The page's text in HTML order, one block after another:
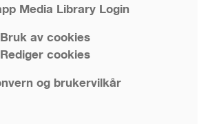
Media Library Login
Bruk av cookies
Rediger cookies
og brukervilkår